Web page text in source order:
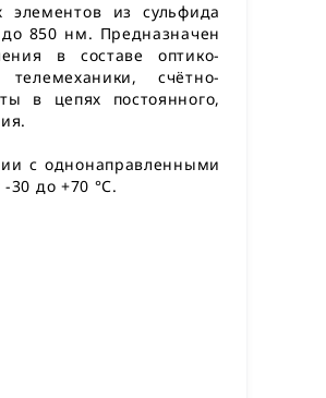
элементов из сульфида
850 нм. Предназначен
в составе оптико-
счётно-
в цепях постоянного,
с однонаправленными
30 до +70 °С.